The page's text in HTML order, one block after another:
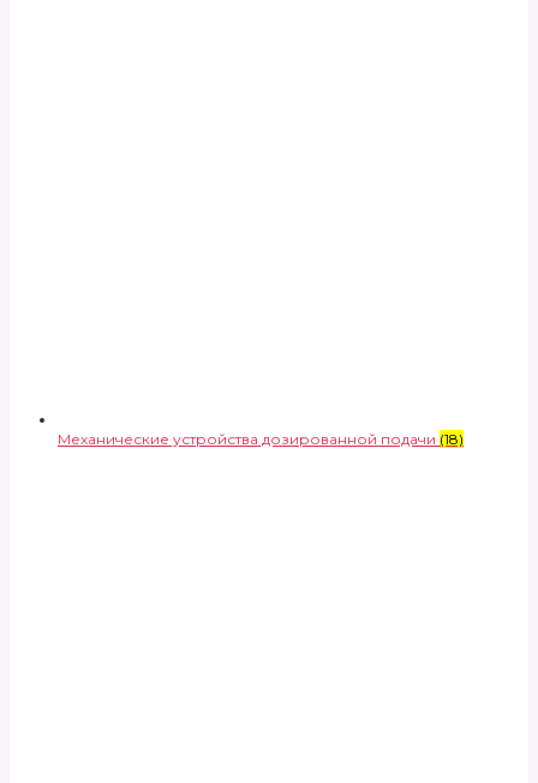
Механические устройства дозированной подачи (18)